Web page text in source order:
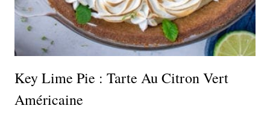
Key Lime Pie : Tarte Au Citron Vert
Américaine